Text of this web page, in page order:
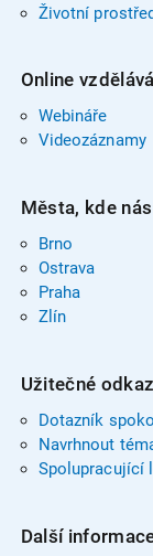
Životní
Online
Webináře
Videozáznamy
Města, kde
Brno
Ostrava
Praha
Zlín
Užitečné
Dotazník
Navrhnout
Spolupracující
Další